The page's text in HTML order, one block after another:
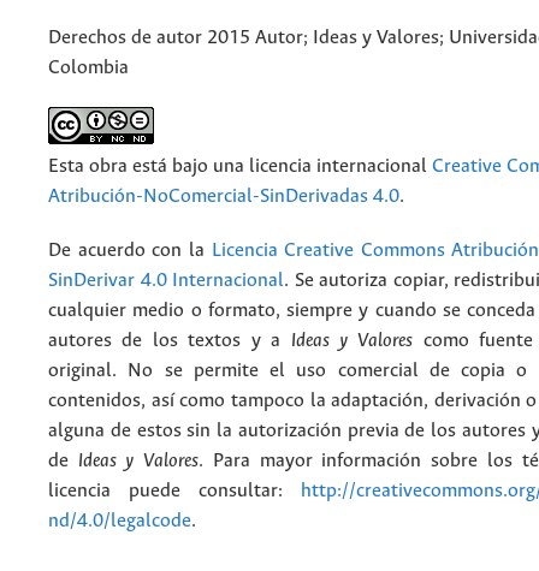
Derechos de autor 2015 Autor; Ideas y Valores;
Colombia
Esta obra está bajo una licencia internacional Creative
Atribución-NoComercial-SinDerivadas 4.0.
De acuerdo con la Licencia Creative Commons
SinDerivar 4.0 Internacional. Se autoriza copiar,
cualquier medio o formato, siempre y cuando se
autores de los textos y a Ideas y Valores como
original. No se permite el uso comercial de copia o
contenidos, así como tampoco la adaptación, derivación
alguna de estos sin la autorización previa de los autores
de Ideas y Valores. Para mayor información sobre los
licencia puede consultar:
http://
nd/4.0/legalcode.